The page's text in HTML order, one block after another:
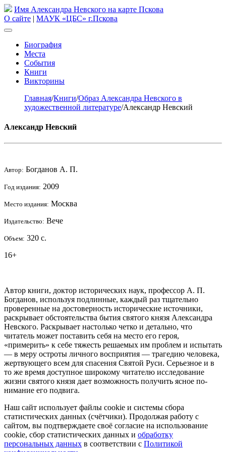
Имя Александра Невского на карте Пскова
О сайте | МАУК «ЦБС» г.Пскова
Биография
Места
События
Книги
Викторины
Главная/Книги/Образ Александра Невского в
художественной литературе/Александр Невский
Александр Невский
Автор: Богданов А. П.
Год издания: 2009
Место издания: Москва
Издательство: Вече
Объем: 320 с.
16+
Автор книги, доктор исторических наук, профессор А. П.
Богданов, используя подлинные, каждый раз тщательно
проверенные на достовер­ность исторические источники,
раскрывает обстоятельства бытия святого князя Александра
Невского. Раскрывает настолько четко и детально, что
читатель может поставить себя на место его героя,
«примерить» к себе тяжесть решаемых им проблем и испытать
— в меру остроты лич­ного восприятия — трагедию человека,
жертвующего всем для спасения Святой Руси. Серьезное и в
то же время доступное широкому читателю исследование
жизни святого князя дает возможность получить ясное по­
нимание его подвига.
Наш сайт использует файлы cookie и системы сбора
статистических данных (счётчики). Продолжая работу с
сайтом, вы подтверждаете своё согласие на использование
cookie, сбор статистических данных и обработку
персональных данных в соответствии с Политикой